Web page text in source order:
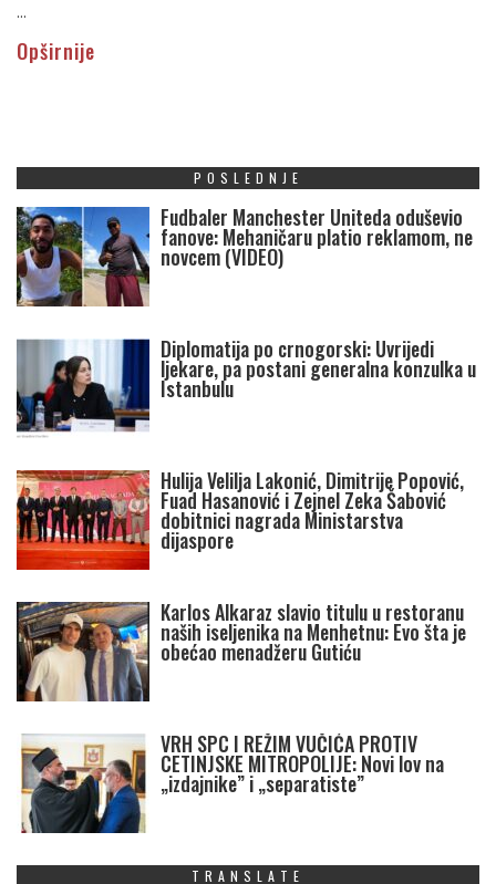
...
Opširnije
POSLEDNJE
Fudbaler Manchester Uniteda oduševio
fanove: Mehaničaru platio reklamom, ne
novcem (VIDEO)
Diplomatija po crnogorski: Uvrijedi
ljekare, pa postani generalna konzulka u
Istanbulu
Hulija Velilja Lakonić, Dimitrije Popović,
Fuad Hasanović i Zejnel Zeka Šabović
dobitnici nagrada Ministarstva
dijaspore
Karlos Alkaraz slavio titulu u restoranu
naših iseljenika na Menhetnu: Evo šta je
obećao menadžeru Gutiću
VRH SPC I REŽIM VUČIĆA PROTIV
CETINJSKE MITROPOLIJE: Novi lov na
„izdajnike” i „separatiste”
TRANSLATE